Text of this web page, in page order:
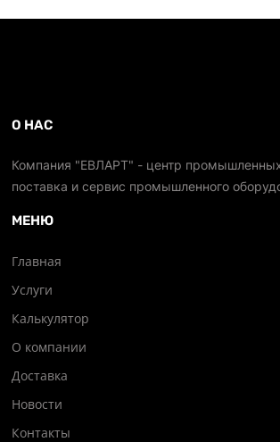
О НАС
Компания "ЕВЛАРТ" - центр
поставка и сервис промышленного
МЕНЮ
Главная
Услуги
Калькулятор
О компании
Доставка
Новости
Контакты